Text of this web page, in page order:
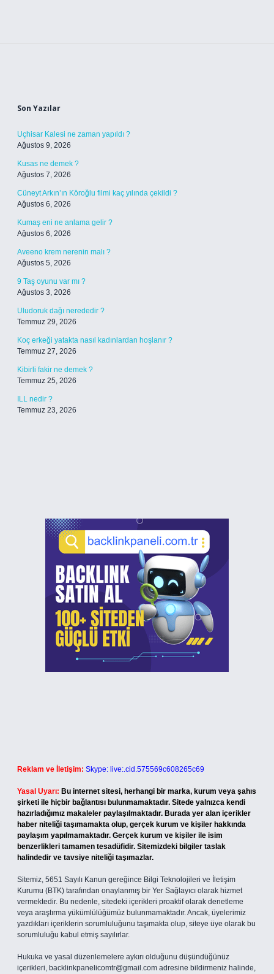
Son Yazılar
Uçhisar Kalesi ne zaman yapıldı ?
Ağustos 9, 2026
Kusas ne demek ?
Ağustos 7, 2026
Cüneyt Arkın’ın Köroğlu filmi kaç yılında çekildi ?
Ağustos 6, 2026
Kumaş eni ne anlama gelir ?
Ağustos 6, 2026
Aveeno krem nerenin malı ?
Ağustos 5, 2026
9 Taş oyunu var mı ?
Ağustos 3, 2026
Uludoruk dağı nerededir ?
Temmuz 29, 2026
Koç erkeği yatakta nasıl kadınlardan hoşlanır ?
Temmuz 27, 2026
Kibirli fakir ne demek ?
Temmuz 25, 2026
ILL nedir ?
Temmuz 23, 2026
Reklam ve İletişim: Skype: live:.cid.575569c608265c69
Yasal Uyarı: Bu internet sitesi, herhangi bir marka, kurum veya şahıs
şirketi ile hiçbir bağlantısı bulunmamaktadır. Sitede yalnızca kendi
hazırladığımız makaleler paylaşılmaktadır. Burada yer alan içerikler
haber niteliği taşımamakta olup, gerçek kurum ve kişiler hakkında
paylaşım yapılmamaktadır. Gerçek kurum ve kişiler ile isim
benzerlikleri tamamen tesadüfidir. Sitemizdeki bilgiler taslak
halindedir ve tavsiye niteliği taşımazlar.
Sitemiz, 5651 Sayılı Kanun gereğince Bilgi Teknolojileri ve İletişim
Kurumu (BTK) tarafından onaylanmış bir Yer Sağlayıcı olarak hizmet
vermektedir. Bu nedenle, sitedeki içerikleri proaktif olarak denetleme
veya araştırma yükümlülüğümüz bulunmamaktadır. Ancak, üyelerimiz
yazdıkları içeriklerin sorumluluğunu taşımakta olup, siteye üye olarak bu
sorumluluğu kabul etmiş sayılırlar.
Hukuka ve yasal düzenlemelere aykırı olduğunu düşündüğünüz
içerikleri, backlinkpanelicomtr@gmail.com adresine bildirmeniz halinde,